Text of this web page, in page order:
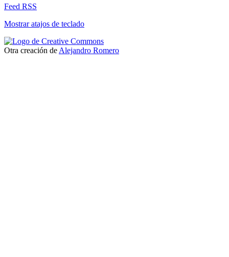
Feed RSS
Mostrar atajos de teclado
Otra creación de Alejandro Romero